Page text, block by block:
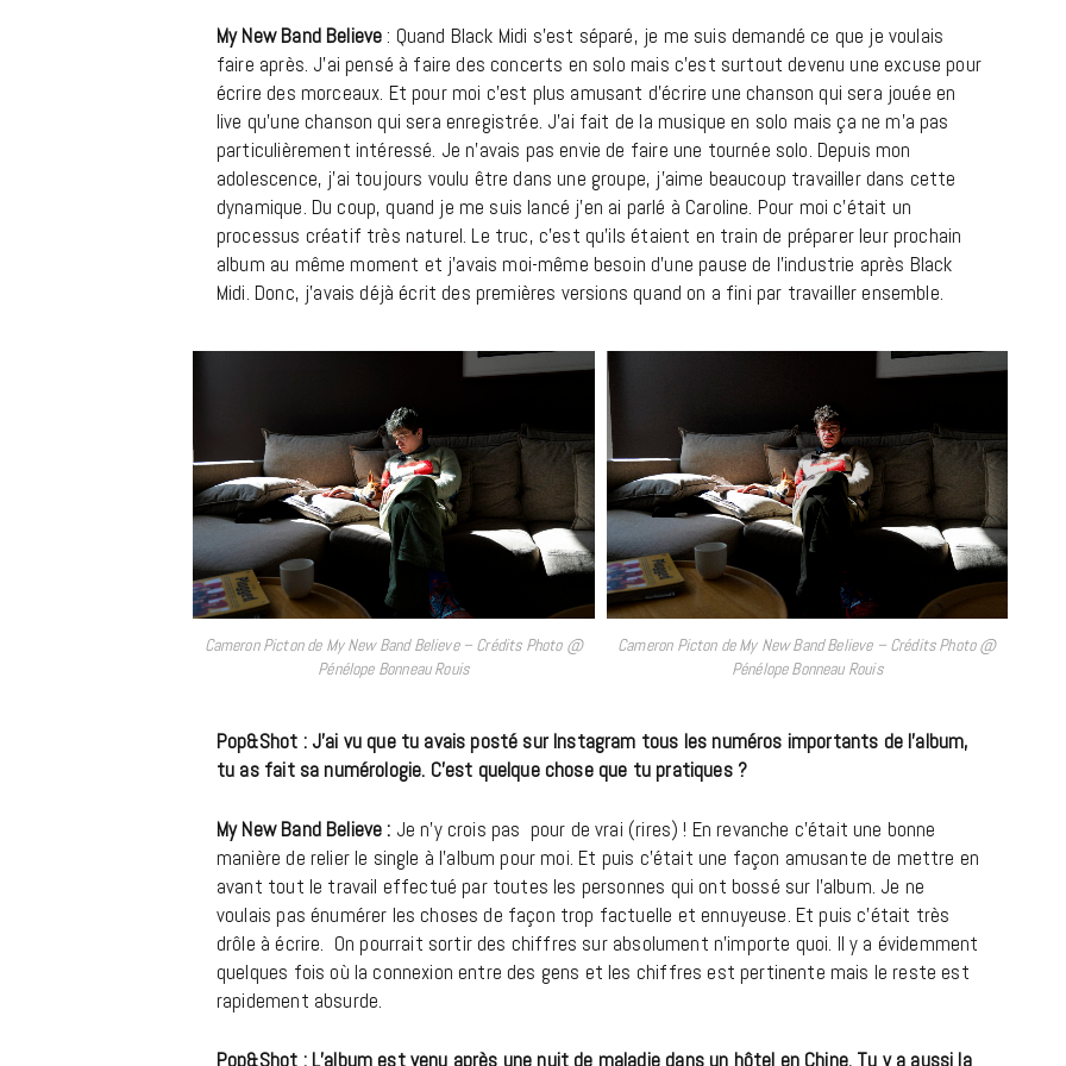
My New Band Believe : Quand Black Midi s’est séparé, je me suis demandé ce que je voulais
faire après. J’ai pensé à faire des concerts en solo mais c’est surtout devenu une excuse pour
écrire des morceaux. Et pour moi c’est plus amusant d’écrire une chanson qui sera jouée en
live qu’une chanson qui sera enregistrée. J’ai fait de la musique en solo mais ça ne m’a pas
particulièrement intéressé. Je n’avais pas envie de faire une tournée solo. Depuis mon
adolescence, j’ai toujours voulu être dans une groupe, j’aime beaucoup travailler dans cette
dynamique. Du coup, quand je me suis lancé j’en ai parlé à Caroline. Pour moi c’était un
processus créatif très naturel. Le truc, c’est qu’ils étaient en train de préparer leur prochain
album au même moment et j’avais moi-même besoin d’une pause de l’industrie après Black
Midi. Donc, j’avais déjà écrit des premières versions quand on a fini par travailler ensemble.
Cameron Picton de My New Band Believe – Crédits Photo @
Pénélope Bonneau Rouis
Cameron Picton de My New Band Believe – Crédits Photo @
Pénélope Bonneau Rouis
Pop&Shot : J’ai vu que tu avais posté sur Instagram tous les numéros importants de l’album,
tu as fait sa numérologie. C’est quelque chose que tu pratiques ?
My New Band Believe : Je n’y crois pas pour de vrai (rires) ! En revanche c’était une bonne
manière de relier le single à l’album pour moi. Et puis c’était une façon amusante de mettre en
avant tout le travail effectué par toutes les personnes qui ont bossé sur l’album. Je ne
voulais pas énumérer les choses de façon trop factuelle et ennuyeuse. Et puis c’était très
drôle à écrire. On pourrait sortir des chiffres sur absolument n’importe quoi. Il y a évidemment
quelques fois où la connexion entre des gens et les chiffres est pertinente mais le reste est
rapidement absurde.
Pop&Shot : L’album est venu après une nuit de maladie dans un hôtel en Chine. Tu y a aussi la
LIFESTYLE
Gainsbourg, toute une vie :
documentaire plus Ginsburg que
Gainsbarre à ne pas manquer sur
France 3
18 FÉVRIER 2021